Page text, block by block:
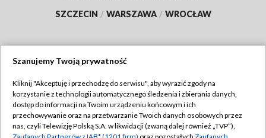
SZCZECIN / WARSZAWA / WROCŁAW
TVP
Abonament TVP
Emisja w TVP
Regulamin TVP
Szanujemy Twoją prywatność
Kliknij "Akceptuję i przechodzę do serwisu", aby wyrazić zgody na
korzystanie z technologii automatycznego śledzenia i zbierania danych,
dostęp do informacji na Twoim urządzeniu końcowym i ich
przechowywanie oraz na przetwarzanie Twoich danych osobowych przez
nas, czyli Telewizję Polską S.A. w likwidacji (zwaną dalej również „TVP”),